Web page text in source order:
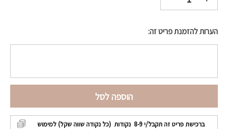
הערות להזמנת פריט זה:
הוספה לסל
ברכישת פריט זה תקבל/י8-9 נקודות (כל נקודה שווה שקל) למימוש